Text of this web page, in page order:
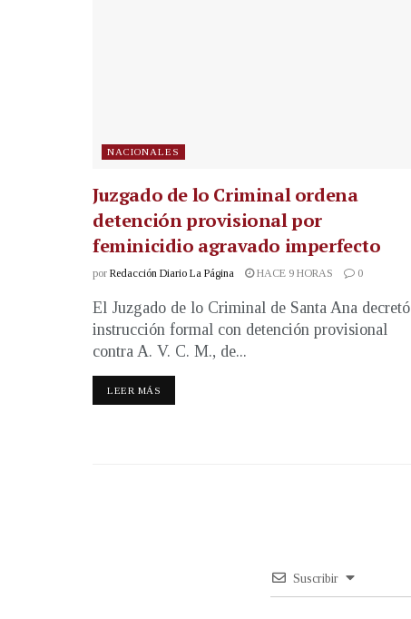
NACIONALES
Juzgado de lo Criminal ordena
detención provisional por
feminicidio agravado imperfecto
por Redacción Diario La Página HACE 9 HORAS 0
El Juzgado de lo Criminal de Santa Ana decretó
instrucción formal con detención provisional
contra A. V. C. M., de...
LEER MÁS
Suscribir